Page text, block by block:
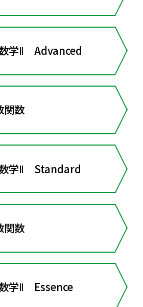
学Ⅱ Advanced
数
学Ⅱ Standard
数
学Ⅱ Essence